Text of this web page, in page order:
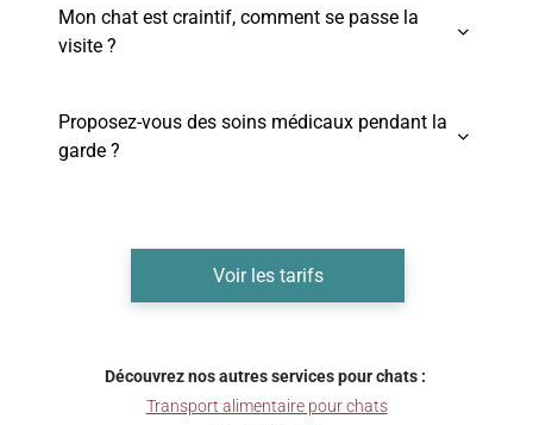
Mon chat est craintif, comment se passe la
visite ?

Proposez-vous des soins médicaux pendant la
garde ?

Voir les tarifs
Découvrez nos autres services pour chats :
Transport alimentaire pour chats